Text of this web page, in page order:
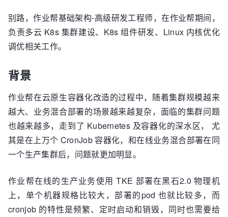
别路，作业帮基础架构-高级研发工程师，在作业帮期间，
负责多云 K8s 集群建设、K8s 组件研发、Linux 内核优化
调优相关工作。
背景
作业帮在云原生容器化改造的过程中，随着集群规模越来
越大、业务混合部署的场景越来越复杂，面临的集群问题
也越来越多，走到了 Kubernetes 及容器化的深水区， 尤
其是在上万个 CronJob 容器化，和在线业务混合部署在同
一个生产集群后，问题就更加明显。
作业帮在线的生产业务使用 TKE 部署在黑石2.0 物理机
上，单个机器规格比较大，部署的pod 也就比较多，而
cronjob 的特性是频繁、定时启动和销毁，同时也需要给